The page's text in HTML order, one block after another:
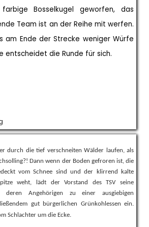
Bosselkugel geworfen, das
Team ist an der Reihe mit werfen.
am Ende der Strecke weniger Würfe
entscheidet die Runde für sich.
durch die tief verschneiten Wälder laufen, als
Dann wenn der Boden gefroren ist, die
vom Schnee sind und der klirrend kalte
weht, lädt der Vorstand des TSV seine
deren Angehörigen zu einer ausgiebigen
gut bürgerlichen Grünkohlessen ein.
Schlachter um die Ecke.